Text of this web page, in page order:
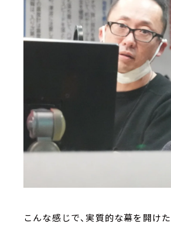
こんな感じで、実質的な幕を開け